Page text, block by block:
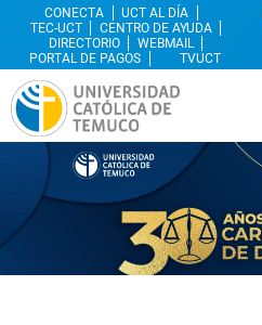
CONECTA
UCT AL DÍA
TEC-UCT
CENTRO DE AYUDA
DIRECTORIO
WEBMAIL
PORTAL DE PAGOS
TVUCT